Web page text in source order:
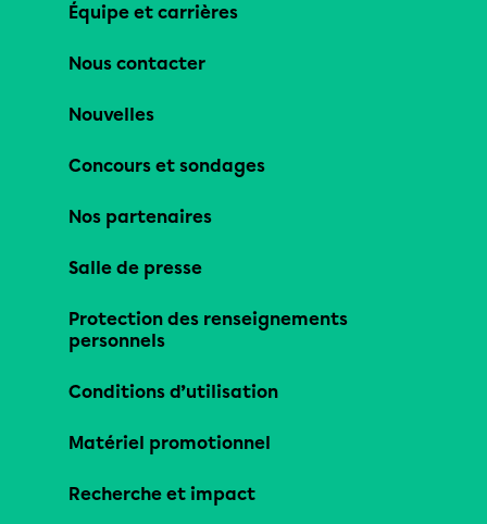
Équipe et carrières
Nous contacter
Nouvelles
Concours et sondages
Nos partenaires
Salle de presse
Protection des renseignements
personnels
Conditions d’utilisation
Matériel promotionnel
Recherche et impact